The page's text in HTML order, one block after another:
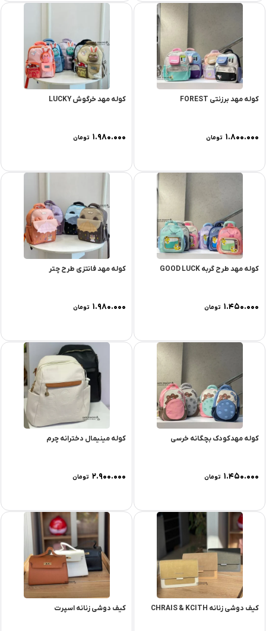
کوله مهد برزنتی FOREST
۱.۸۰۰.۰۰۰ تومان
کوله مهد خرگوش LUCKY
۱.۹۸۰.۰۰۰ تومان
کوله مهد طرح گربه GOOD LUCK
۱.۴۵۰.۰۰۰ تومان
کوله مهد فانتزی طرح چتر
۱.۹۸۰.۰۰۰ تومان
کوله مهدکودک بچگانه خرسی
۱.۴۵۰.۰۰۰ تومان
کوله مینیمال دخترانه چرم
۲.۹۰۰.۰۰۰ تومان
کیف دوشی زنانه CHRAIS & KCITH کیف دوشی زنانه اسپرت